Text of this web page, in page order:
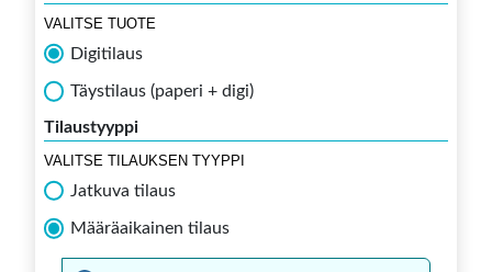
VALITSE TUOTE
Digitilaus
Täystilaus (paperi + digi)
Tilaustyyppi
VALITSE TILAUKSEN TYYPPI
Jatkuva tilaus
Määräaikainen tilaus